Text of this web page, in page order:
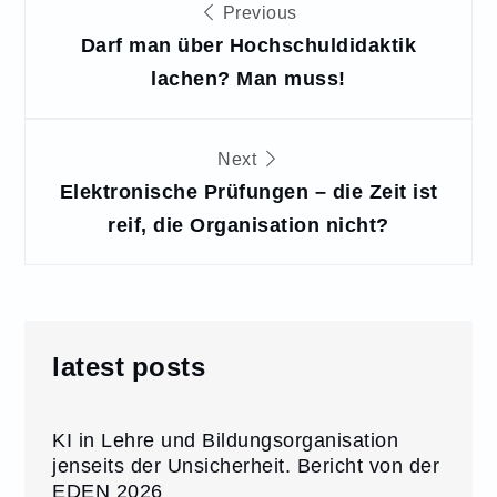
Previous
Darf man über Hochschuldidaktik
lachen? Man muss!
Next
Elektronische Prüfungen – die Zeit ist
reif, die Organisation nicht?
latest posts
KI in Lehre und Bildungsorganisation
jenseits der Unsicherheit. Bericht von der
EDEN 2026